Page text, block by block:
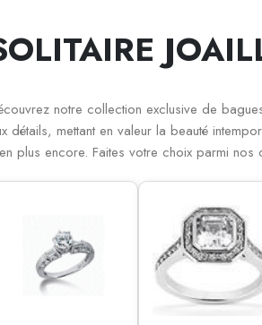
notre collection exclusive de
détails, mettant en valeur la beauté
plus encore. Faites votre choix parmi